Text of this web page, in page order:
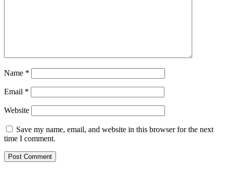
Name *
Email *
Website
Save my name, email, and website in this browser for the next
time I comment.